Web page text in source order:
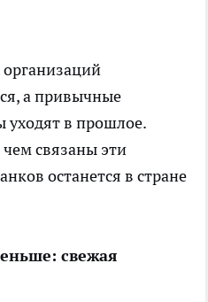
а привычные
уходят в прошлое.
чем связаны эти
останется в стране
свежая